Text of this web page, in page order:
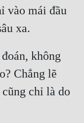
vào mái đầu
không
Chẳng lẽ
chỉ là do